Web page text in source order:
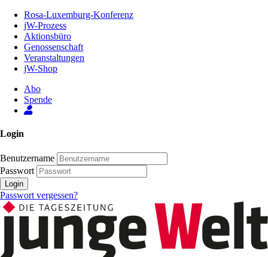
Inhalt
Seite
Rosa-Luxemburg-Konferenz
jW-Prozess
Aktionsbüro
Genossenschaft
Veranstaltungen
jW-Shop
Abo
Spende
Login
Benutzername
Passwort
Login
Passwort vergessen?